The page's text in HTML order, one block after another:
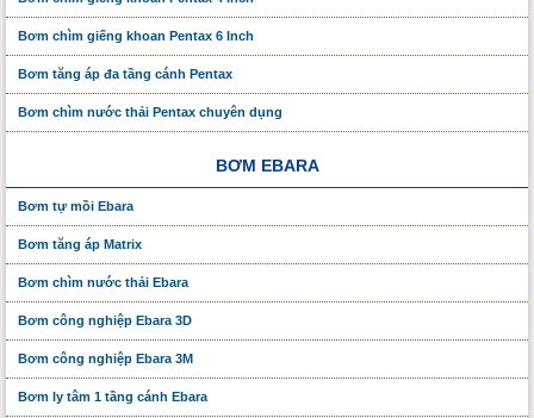
Bơm chìm giếng khoan Pentax 6 Inch
Bơm tăng áp đa tầng cánh Pentax
Bơm chìm nước thải Pentax chuyên dụng
BƠM EBARA
Bơm tự mồi Ebara
Bơm tăng áp Matrix
Bơm chìm nước thải Ebara
Bơm công nghiệp Ebara 3D
Bơm công nghiệp Ebara 3M
Bơm ly tâm 1 tầng cánh Ebara